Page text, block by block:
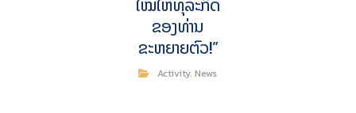
ຂອງທ່ານ
ຂະຫຍາຍຕົວ!”
Activity,News